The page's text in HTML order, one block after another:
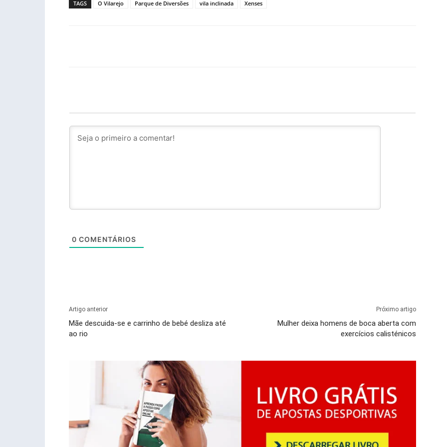
TAGS O Vilarejo Parque de Diversões vila inclinada Xenses
0 COMENTÁRIOS
Artigo anterior
Mãe descuida-se e carrinho de bebé desliza até
ao rio
Próximo artigo
Mulher deixa homens de boca aberta com
exercícios calisténicos